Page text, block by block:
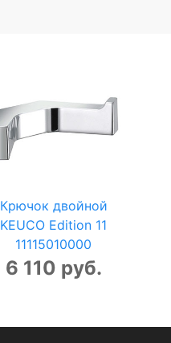
Крючок двойной
KEUCO Edition 11
11115010000
6 110 руб.